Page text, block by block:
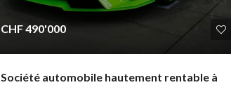
CHF 490'000
Société automobile hautement rentable à